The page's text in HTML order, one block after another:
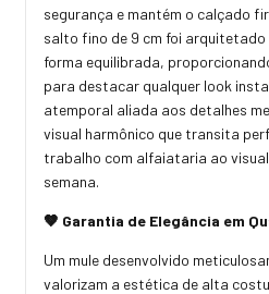
segurança e mantém o calçado
salto fino de 9 cm foi
forma equilibrada,
para destacar qualquer look
atemporal aliada aos detalhes
visual harmônico que transita
trabalho com alfaiataria ao
semana.
🤎 Garantia de Elegância em
Um mule desenvolvido
valorizam a estética de alta